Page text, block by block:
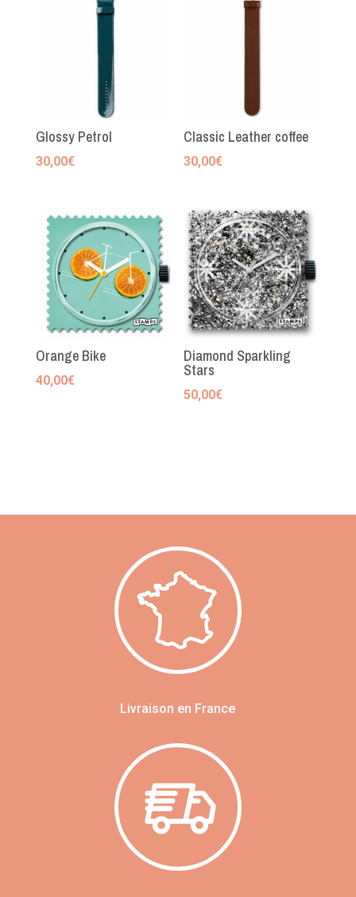
Glossy Petrol
30,00€
Classic Leather coffee
30,00€
Orange Bike
40,00€
Diamond Sparkling
Stars
50,00€
Livraison en France